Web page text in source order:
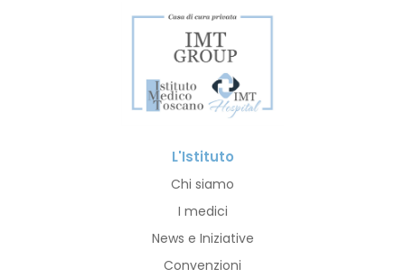
L'Istituto
Chi siamo
I medici
News e Iniziative
Convenzioni